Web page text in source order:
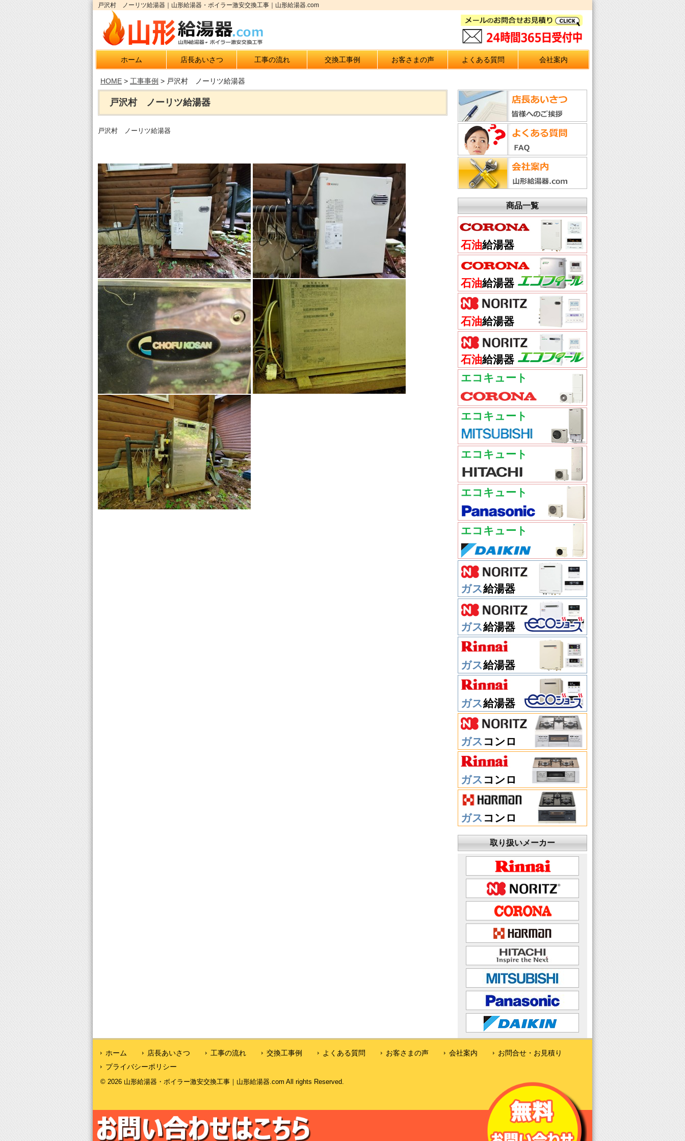
戸沢村 ノーリツ給湯器｜山形給湯器・ボイラー激安交換工事｜山形給湯器.com
ホーム 店長あいさつ 工事の流れ 交換工事例 お客さまの声 よくある質問 会社案内
HOME > 工事事例 > 戸沢村 ノーリツ給湯器
戸沢村 ノーリツ給湯器
戸沢村 ノーリツ給湯器
商品一覧
石油給湯器
石油給湯器
石油給湯器
石油給湯器
エコキュート
エコキュート
エコキュート
エコキュート
エコキュート
ガス給湯器
ガス給湯器
ガス給湯器
ガス給湯器
ガス コンロ
ガス コンロ
ガス コンロ
取り扱いメーカー
ホーム 店長あいさつ 工事の流れ 交換工事例 よくある質問 お客さまの声 会社案内
お問合せ・お見積り
プライバシーポリシー
© 2026 山形給湯器・ボイラー激安交換工事｜山形給湯器.com All rights Reserved.